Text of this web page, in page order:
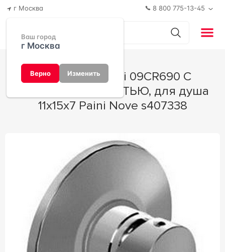
г Москва
Ваш город
г Москва
Верно Изменить
8 800 775-13-45
Смеситель Paini 09CR690 С
ВНУТРЕННЕЙ ЧАСТЬЮ, для душа
11x15x7 Paini Nove s407338